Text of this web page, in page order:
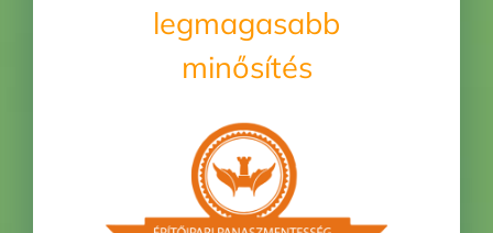
legmagasabb
minősítés